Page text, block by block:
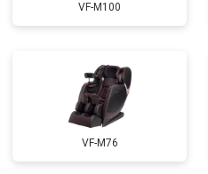
Ремонт сканера
Замена сетевого трансформатора
Ремонт микро-лифта
VF-M100
VF-M76